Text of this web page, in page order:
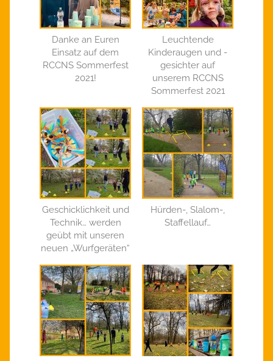
Danke an Euren
Einsatz auf dem
RCCNS Sommerfest
2021!
Leuchtende
Kinderaugen und -
gesichter auf
unserem RCCNS
Sommerfest 2021
Geschicklichkeit und
Technik… werden
geübt mit unseren
neuen „Wurfgeräten“
Hürden-, Slalom-,
Staffellauf…